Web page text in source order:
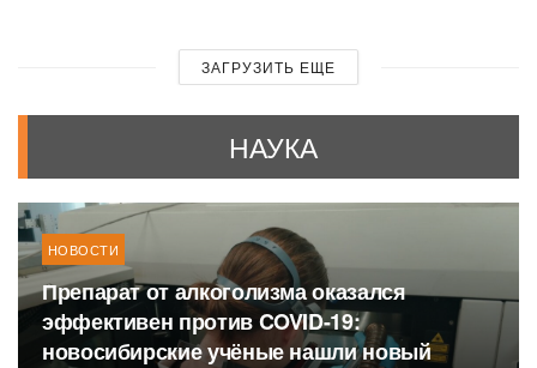
ЗАГРУЗИТЬ ЕЩЕ
НАУКА
НОВОСТИ
Препарат от алкоголизма оказался
эффективен против COVID-19:
новосибирские учёные нашли новый